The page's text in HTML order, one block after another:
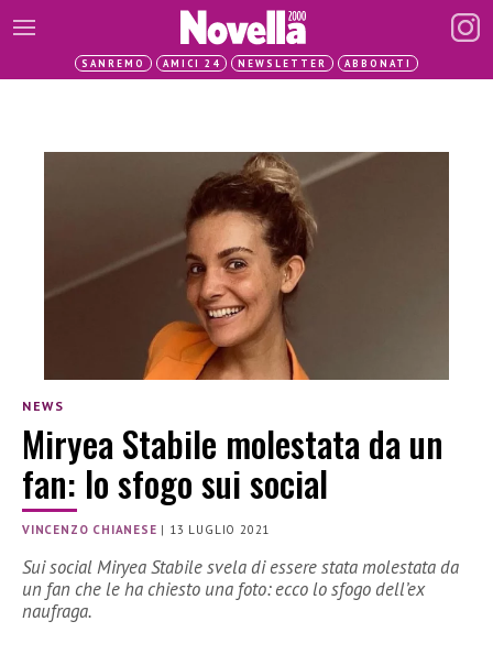
SANREMO AMICI 24 NEWSLETTER ABBONATI
NEWS
Miryea Stabile molestata da un
fan: lo sfogo sui social
VINCENZO CHIANESE | 13 LUGLIO 2021
Sui social Miryea Stabile svela di essere stata molestata da
un fan che le ha chiesto una foto: ecco lo sfogo dell’ex
naufraga.